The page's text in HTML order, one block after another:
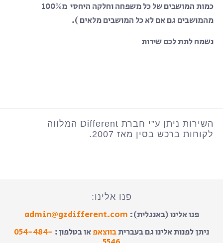
כמות המושבים של כל משפחה וחלקה היחסי מ100%
מהמושבים גם אם לא כל המושבים מלאים ).
נשמח לתת לכם שירות
השירות ניתן ע”י חברת Different המלווה
לקוחות ברכש בסין מאז 2007.
פנו אלינו:
פנו אלינו (באנגלית): admin@gzdifferent.com
ניתן לפנות אלינו גם בעבריתבווצאפאו בטלפון: 054-484-